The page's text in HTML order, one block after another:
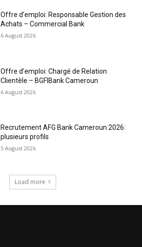
Offre d’emploi: Responsable Gestion des
Achats – Commercial Bank
6 August 2026
Offre d’emploi: Chargé de Relation
Clientèle – BGFIBank Cameroun
6 August 2026
Recrutement AFG Bank Cameroun 2026:
plusieurs profils
5 August 2026
Load more